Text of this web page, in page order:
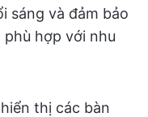
sáng và đảm bảo
hợp với nhu
thị các bàn